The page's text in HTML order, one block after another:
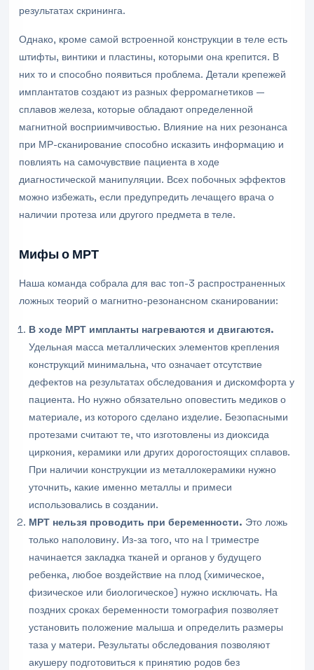
результатах скрининга.
Однако, кроме самой встроенной конструкции в теле есть
штифты, винтики и пластины, которыми она крепится. В
них то и способно появиться проблема. Детали крепежей
имплантатов создают из разных ферромагнетиков —
сплавов железа, которые обладают определенной
магнитной восприимчивостью. Влияние на них резонанса
при МР-сканирование способно исказить информацию и
повлиять на самочувствие пациента в ходе
диагностической манипуляции. Всех побочных эффектов
можно избежать, если предупредить лечащего врача о
наличии протеза или другого предмета в теле.
Мифы о МРТ
Наша команда собрала для вас топ-3 распространенных
ложных теорий о магнитно-резонансном сканировании:
В ходе МРТ импланты нагреваются и двигаются.
Удельная масса металлических элементов крепления
конструкций минимальна, что означает отсутствие
дефектов на результатах обследования и дискомфорта у
пациента. Но нужно обязательно оповестить медиков о
материале, из которого сделано изделие. Безопасными
протезами считают те, что изготовлены из диоксида
циркония, керамики или других дорогостоящих сплавов.
При наличии конструкции из металлокерамики нужно
уточнить, какие именно металлы и примеси
использовались в создании.
МРТ нельзя проводить при беременности. Это ложь
только наполовину. Из-за того, что на I триместре
начинается закладка тканей и органов у будущего
ребенка, любое воздействие на плод (химическое,
физическое или биологическое) нужно исключать. На
поздних сроках беременности томография позволяет
установить положение малыша и определить размеры
таза у матери. Результаты обследования позволяют
акушеру подготовиться к принятию родов без